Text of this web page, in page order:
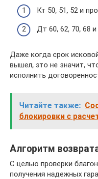
Кт 50, 51, 52 и
Дт 60, 62, 70, 68 и
Даже когда срок
вышел, это не значит,
исполнить
Читайте также:
блокировки с
Алгоритм
С целью проверки
получения надежных